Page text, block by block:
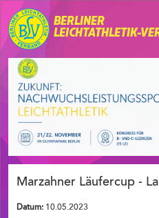
BERLINER
LEICHTATHLETIK-
Marzahner Läufercup -
Datum: 10.05.2023